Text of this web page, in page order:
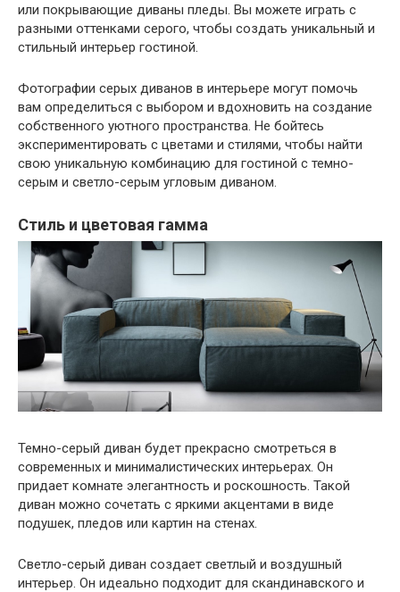
или покрывающие диваны пледы. Вы можете играть с
разными оттенками серого, чтобы создать уникальный и
стильный интерьер гостиной.
Фотографии серых диванов в интерьере могут помочь
вам определиться с выбором и вдохновить на создание
собственного уютного пространства. Не бойтесь
экспериментировать с цветами и стилями, чтобы найти
свою уникальную комбинацию для гостиной с темно-
серым и светло-серым угловым диваном.
Стиль и цветовая гамма
Темно-серый диван будет прекрасно смотреться в
современных и минималистических интерьерах. Он
придает комнате элегантность и роскошность. Такой
диван можно сочетать с яркими акцентами в виде
подушек, пледов или картин на стенах.
Светло-серый диван создает светлый и воздушный
интерьер. Он идеально подходит для скандинавского и